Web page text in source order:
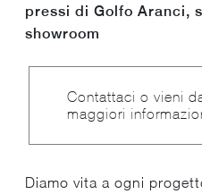
pressi di Golfo Aranci,
showroom
Contattaci o vieni
maggiori
Diamo vita a ogni